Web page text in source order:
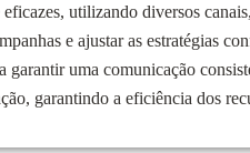
utilizando diversos
e ajustar as estratégias
garantir uma comunicação
garantindo a eficiência dos